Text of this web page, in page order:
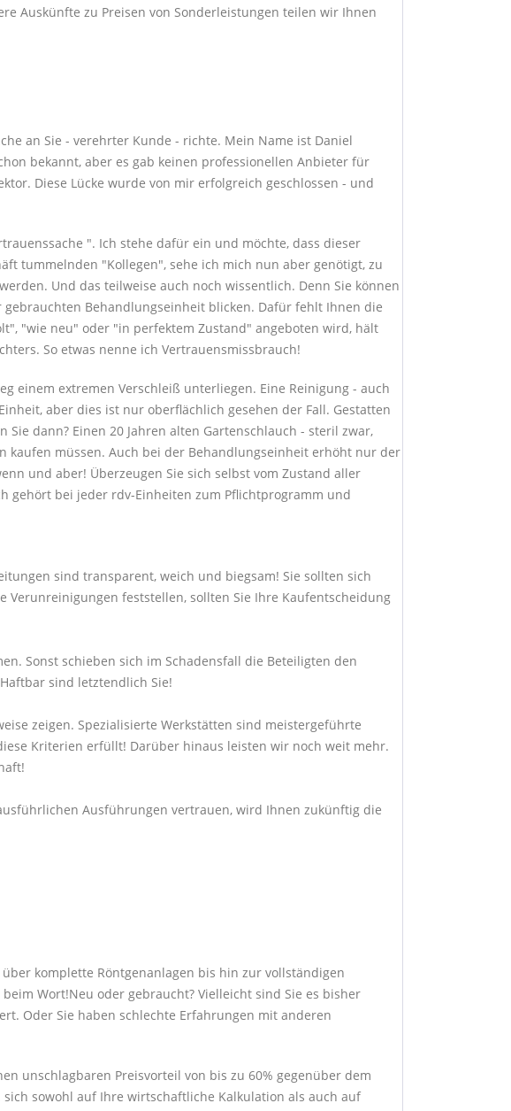
Auskünfte zu Preisen von Sonderleistungen teilen wir Ihnen
an Sie - verehrter Kunde - richte. Mein Name ist Daniel
bekannt, aber es gab keinen professionellen Anbieter für
Diese Lücke wurde von mir erfolgreich geschlossen - und
". Ich stehe dafür ein und möchte, dass dieser
tummelnden "Kollegen", sehe ich mich nun aber genötigt, zu
Und das teilweise auch noch wissentlich. Denn Sie können
Behandlungseinheit blicken. Dafür fehlt Ihnen die
"wie neu" oder "in perfektem Zustand" angeboten wird, hält
So etwas nenne ich Vertrauensmissbrauch!
einem extremen Verschleiß unterliegen. Eine Reinigung - auch
aber dies ist nur oberflächlich gesehen der Fall. Gestatten
dann? Einen 20 Jahren alten Gartenschlauch - steril zwar,
kaufen müssen. Auch bei der Behandlungseinheit erhöht nur der
und aber! Überzeugen Sie sich selbst vom Zustand aller
gehört bei jeder rdv-Einheiten zum Pflichtprogramm und
sind transparent, weich und biegsam! Sie sollten sich
feststellen, sollten Sie Ihre Kaufentscheidung
Sonst schieben sich im Schadensfall die Beteiligten den
sind letztendlich Sie!
zeigen. Spezialisierte Werkstätten sind meistergeführte
Kriterien erfüllt! Darüber hinaus leisten wir noch weit mehr.
Ausführungen vertrauen, wird Ihnen zukünftig die
komplette Röntgenanlagen bis hin zur vollständigen
Wort!Neu oder gebraucht? Vielleicht sind Sie es bisher
Oder Sie haben schlechte Erfahrungen mit anderen
unschlagbaren Preisvorteil von bis zu 60% gegenüber dem
sowohl auf Ihre wirtschaftliche Kalkulation als auch auf